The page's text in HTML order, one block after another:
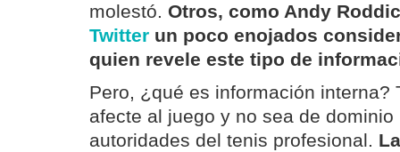
molestó. Otros, como Andy
Twitter un poco enojados
quien revele este tipo de
Pero, ¿qué es información interna?
afecte al juego y no sea de
autoridades del tenis profesional.